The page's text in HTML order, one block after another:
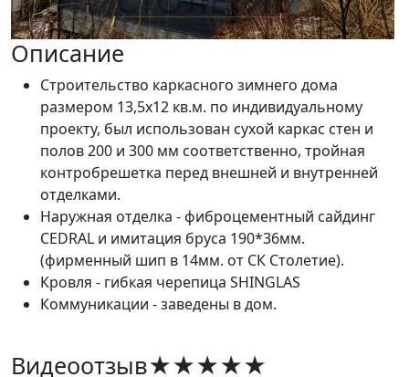
Описание
Строительство каркасного зимнего дома
размером 13,5х12 кв.м. по индивидуальному
проекту, был использован сухой каркас стен и
полов 200 и 300 мм соответственно, тройная
контробрешетка перед внешней и внутренней
отделками.
Наружная отделка - фиброцементный сайдинг
CEDRAL и имитация бруса 190*36мм.
(фирменный шип в 14мм. от СК Столетие).
Кровля - гибкая черепица SHINGLAS
Коммуникации - заведены в дом.
Видеоотзыв★★★★★